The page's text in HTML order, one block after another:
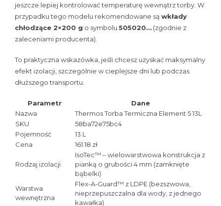
jeszcze lepiej kontrolować temperaturę wewnątrz torby. W
przypadku tego modelu rekomendowane są wkłady
chłodzące 2×200 g o symbolu 505020… (zgodnie z
zaleceniami producenta).
To praktyczna wskazówka, jeśli chcesz uzyskać maksymalny
efekt izolacji, szczególnie w cieplejsze dni lub podczas
dłuższego transportu.
Parametr
Dane
Nazwa
Thermos Torba Termiczna Element 5 13L
SKU
58ba72e75bc4
Pojemność
13 L
Cena
161.18 zł
Rodzaj izolacji
IsoTec™ – wielowarstwowa konstrukcja z
pianką o grubości 4 mm (zamknięte
bąbelki)
Warstwa
wewnętrzna
Flex-A-Guard™ z LDPE (bezszwowa,
nieprzepuszczalna dla wody, z jednego
kawałka)